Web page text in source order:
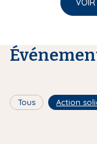
Tous Action